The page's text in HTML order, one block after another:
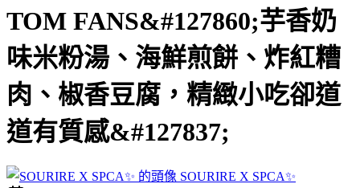
TOM FANS&#127860;芋香奶
味米粉湯、海鮮煎餅、炸紅糟
肉、椒香豆腐，精緻小吃卻道
道有質感&#127837;
SOURIRE X SPCA✨